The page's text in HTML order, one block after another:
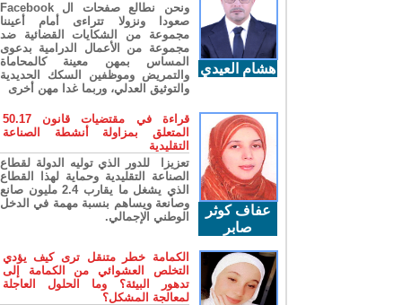
هشام العيدي
ونحن نطالع صفحات ال Facebook
صعودا ونزولا تتراءى أمام أعيننا
مجموعة من الشكايات القضائية ضد
مجموعة من الأعمال الدرامية بدعوى
المساس بمهن معينة كالمحاماة
والتمريض وموظفين السكك الحديدية
والتوثيق العدلي، وربما غدا مهن أخرى
عفاف كوثر
صابر
قراءة في مقتضيات قانون 50.17
المتعلق بمزاولة أنشطة الصناعة
التقليدية
تعزيزا للدور الذي توليه الدولة لقطاع
الصناعة التقليدية وحماية لهذا القطاع
الذي يشغل ما يقارب 2.4 مليون صانع
وصانعة ويساهم بنسبة مهمة في الدخل
الوطني الإجمالي.
الكمامة خطر متنقل ترى كيف يؤدي
التخلص العشوائي من الكمامة إلى
تدهور البيئة؟ وما الحلول العاجلة
لمعالجة المشكل؟